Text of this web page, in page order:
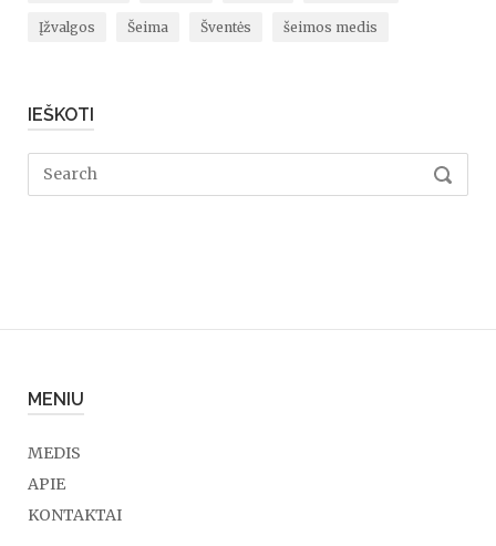
Įžvalgos Šeima Šventės šeimos medis
IEŠKOTI
Search
MENIU
MEDIS
APIE
KONTAKTAI